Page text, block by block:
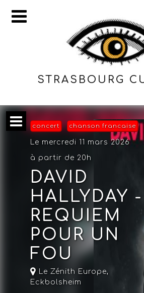
STRASBOURG
concert chanson francaise
Le mercredi 11 mars 2026
à partir de 20h
DAVID
HALLYDAY -
REQUIEM
POUR UN
FOU
Le Zénith Europe,
Eckbolsheim